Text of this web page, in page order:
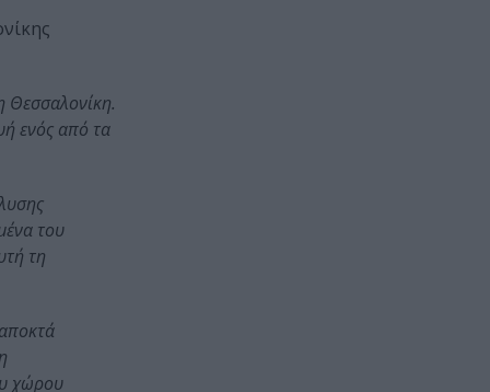
Θεσσαλονίκη.
ενός από τα
του
τη
χώρου